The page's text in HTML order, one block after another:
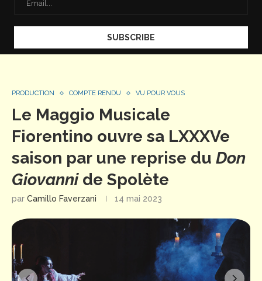
PRODUCTION COMPTE RENDU VU POUR VOUS
Le Maggio Musicale
Fiorentino ouvre sa LXXXVe
saison par une reprise du Don
Giovannide Spolète
par Camillo Faverzani 14 mai 2023